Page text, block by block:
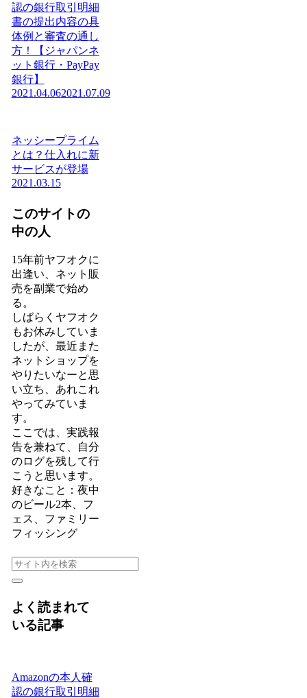
認の銀行取引明細
書の提出内容の具
体例と審査の通し
方！【ジャパンネ
ット銀行・PayPay
銀行】
2021.04.062021.07.09
ネッシープライム
とは？仕入れに新
サービスが登場
2021.03.15
このサイトの
中の人
15年前ヤフオクに
出逢い、ネット販
売を副業で始め
る。
しばらくヤフオク
もお休みしていま
したが、最近また
ネットショップを
やりたいなーと思
い立ち、あれこれ
やってみていま
す。
ここでは、実践報
告を兼ねて、自分
のログを残して行
こうと思います。
好きなこと：夜中
のビール2本、フ
ェス、ファミリー
フィッシング
よく読まれて
いる記事
Amazonの本人確
認の銀行取引明細